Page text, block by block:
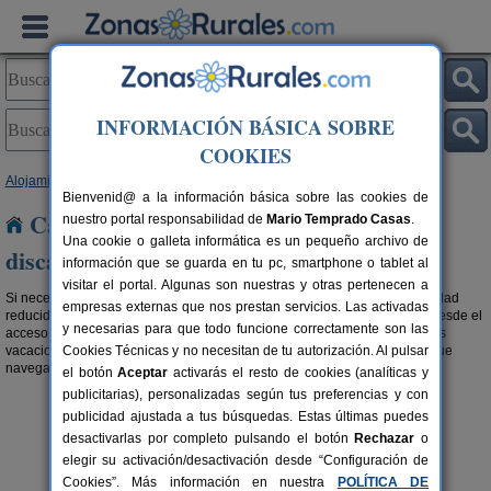
Alojamientos
Casas rurales adaptadas para
discapacitados en Baleares
Si necesitas una casa rural en Baleares adaptada a personas con movilidad
reducida, aquí las puedes encontrar.Alojamientos rurales accesiblesdesde el
acceso, baños habilitados, cómodas camas,... todos nos merecemos unas
vacaciones rurales como toca. No desconectes de la red en tu viaje y sigue
navegando en internet en lascasas rurales con wifi en Baleares.
INFORMACIÓN BÁSICA SOBRE
COOKIES
Bienvenid@ a la información básica sobre las cookies de
nuestro portal responsabilidad de Mario Temprado Casas.
Una cookie o galleta informática es un pequeño archivo de
información que se guarda en tu pc, smartphone o tablet al
visitar el portal. Algunas son nuestras y otras pertenecen a
empresas externas que nos prestan servicios. Las activadas
y necesarias para que todo funcione correctamente son las
Cookies Técnicas y no necesitan de tu autorización. Al pulsar
el botónAceptar activarás el resto de cookies (analíticas y
publicitarias), personalizadas según tus preferencias y con
publicidad ajustada a tus búsquedas. Estas últimas puedes
desactivarlas por completo pulsando el botón Rechazar o
elegir su activación/desactivación desde “Configuración de
Cookies”. Más información en nuestra
POLÍTICA DE